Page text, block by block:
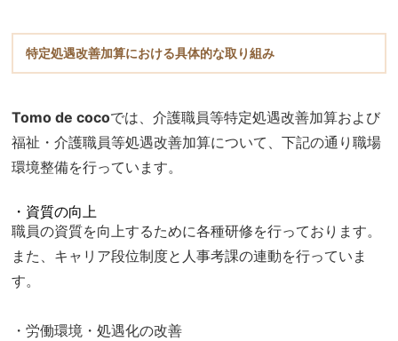
特定処遇改善加算における具体的な取り組み
Tomo de cocoでは、介護職員等特定処遇改善加算および
福祉・介護職員等処遇改善加算について、下記の通り職場
環境整備を行っています。
・資質の向上
職員の資質を向上するために各種研修を行っております。
また、キャリア段位制度と人事考課の連動を行っていま
す。
・労働環境・処遇化の改善